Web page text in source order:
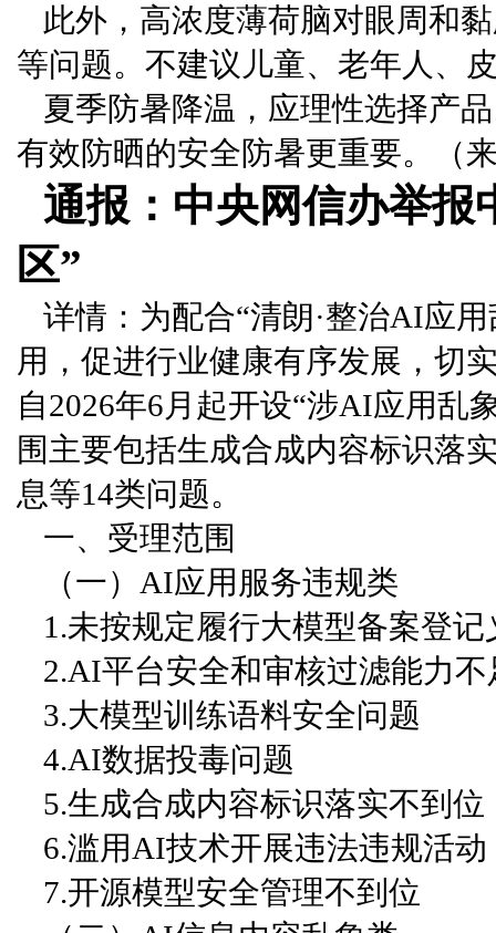
此外，高浓度薄荷脑对眼周和
等问题。不建议儿童、老年人、
夏季防暑降温，应理性选择产
有效防晒的安全防暑更重要。（
通报：中央网信办举
区”
详情：为配合“清朗·整治AI应
用，促进行业健康有序发展，切
自2026年6月起开设“涉AI应用乱
围主要包括生成合成内容标识落
息等14类问题。
一、受理范围
（一）AI应用服务违规类
1.未按规定履行大模型备案登记
2.AI平台安全和审核过滤能力不
3.大模型训练语料安全问题
4.AI数据投毒问题
5.生成合成内容标识落实不到位
6.滥用AI技术开展违法违规活动
7.开源模型安全管理不到位